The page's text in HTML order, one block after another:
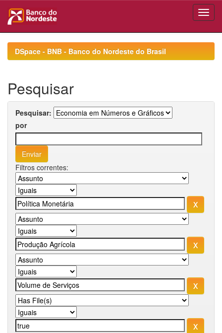
navigationDSpace - BNB - Banco do Nordeste do Brasil
Pesquisar
Pesquisar:
por
Filtros correntes: